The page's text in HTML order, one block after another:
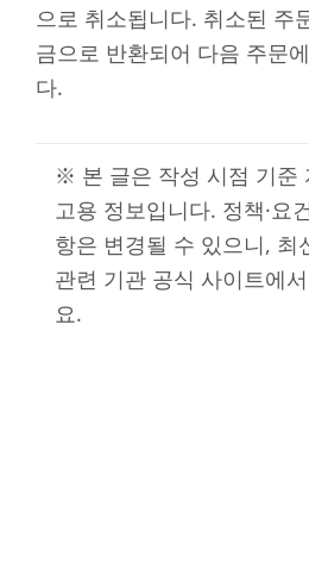
으로 취소됩니다. 취소된 주
금으로 반환되어 다음 주문
다.
※ 본 글은 작성 시점 기준
고용 정보입니다. 정책·요
항은 변경될 수 있으니, 최
관련 기관 공식 사이트에
요.